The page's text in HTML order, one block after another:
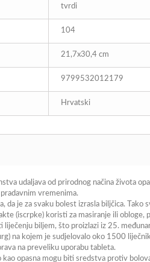
tvrdi
104
21,7x30,4 cm
9799532012179
Hrvatski
udaljava od prirodnog načina života
vremenima.
da je za svaku bolest izrasla biljčica.
(iscrpke) koristi za masiranje ili obloge,
liječenju biljem, što proizlazi iz 25.
na kojem je sudjelovalo oko 1500
na preveliku uporabu tableta.
opasna mogu biti sredstva protiv